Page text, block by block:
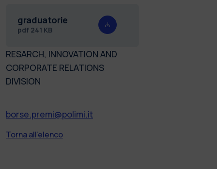
graduatorie
pdf 241 KB
RESARCH, INNOVATION AND
CORPORATE RELATIONS
DIVISION
borse.premi@polimi.it
Torna all'elenco